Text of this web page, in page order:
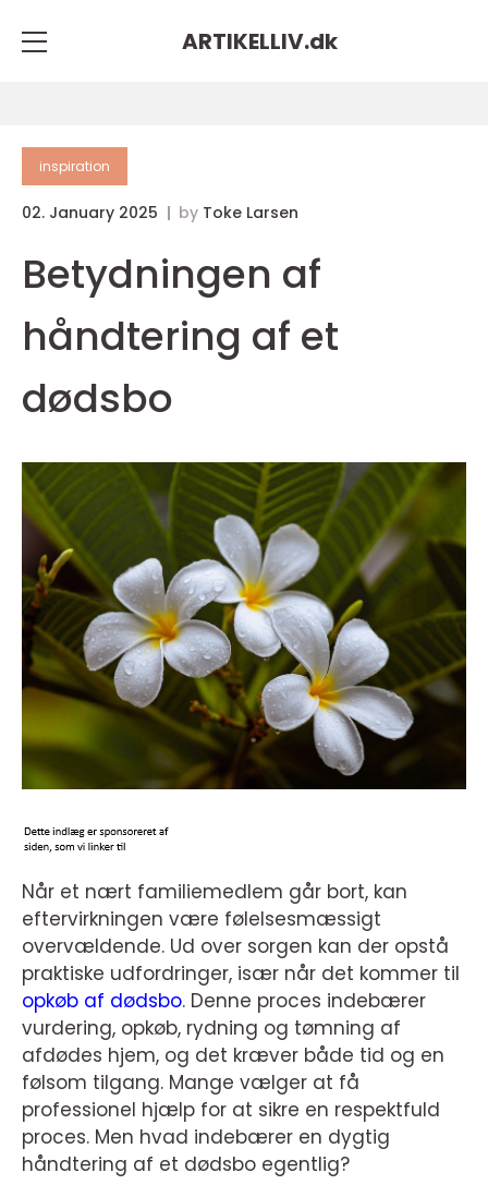
ARTIKELLIV.dk
inspiration
02. January 2025 by Toke Larsen
Betydningen af
håndtering af et
dødsbo
Når et nært familiemedlem går bort, kan
eftervirkningen være følelsesmæssigt
overvældende. Ud over sorgen kan der opstå
praktiske udfordringer, især når det kommer til
opkøb af dødsbo. Denne proces indebærer
vurdering, opkøb, rydning og tømning af
afdødes hjem, og det kræver både tid og en
følsom tilgang. Mange vælger at få
professionel hjælp for at sikre en respektfuld
proces. Men hvad indebærer en dygtig
håndtering af et dødsbo egentlig?